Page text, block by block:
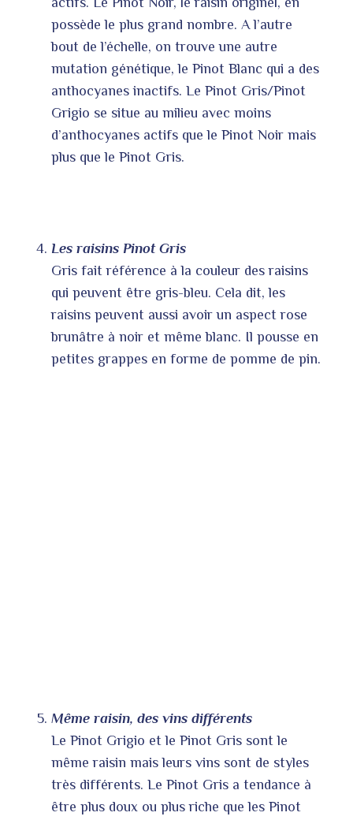
possède le plus grand nombre. A l’autre
bout de l’échelle, on trouve une autre
mutation génétique, le Pinot Blanc qui a des
anthocyanes inactifs. Le Pinot Gris/Pinot
Grigio se situe au milieu avec moins
d’anthocyanes actifs que le Pinot Noir mais
plus que le Pinot Gris.
Les raisins Pinot Gris
Gris fait référence à la couleur des raisins
qui peuvent être gris-bleu. Cela dit, les
raisins peuvent aussi avoir un aspect rose
brunâtre à noir et même blanc. Il pousse en
petites grappes en forme de pomme de pin.
Même raisin, des vins différents
Le Pinot Grigio et le Pinot Gris sont le
même raisin mais leurs vins sont de styles
très différents. Le Pinot Gris a tendance à
être plus doux ou plus riche que les Pinot